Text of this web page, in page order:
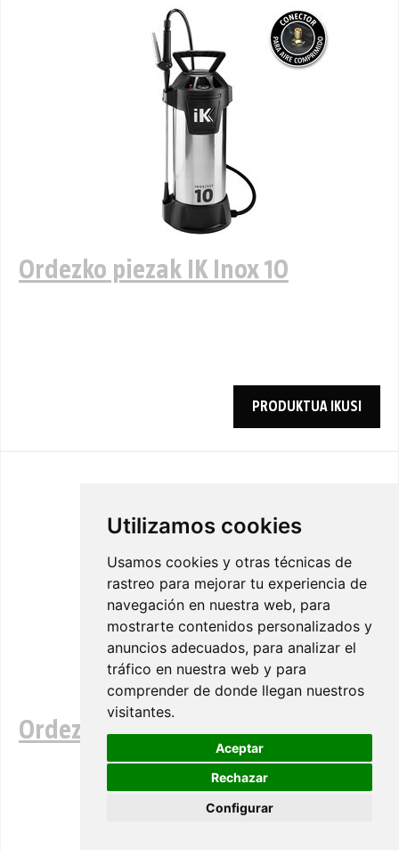
Utilizamos cookies
Usamos cookies y otras técnicas de
rastreo para mejorar tu experiencia de
navegación en nuestra web, para
mostrarte contenidos personalizados y
anuncios adecuados, para analizar el
tráfico en nuestra web y para
comprender de donde llegan nuestros
visitantes.
Aceptar
Rechazar
Configurar
Ordezko piezak IK Inox 10
PRODUKTUA IKUSI
Ordezko piezak IK FOAM 1,5